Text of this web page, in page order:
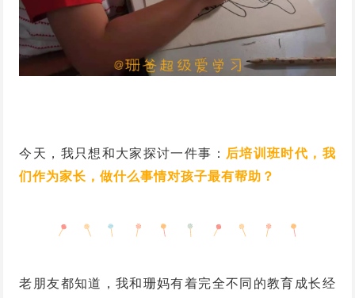
今天，我只想和大家探讨一件事： 后培训班时代，我
们作为家长，做什么事情对孩子最有帮助？
老朋友都知道，我和珊妈有着完全不同的教育成长经